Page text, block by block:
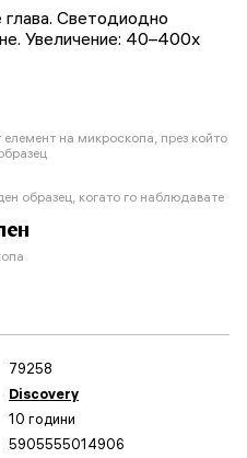
Светодиодно
Увеличение: 40–400x
на микроскопа, през който
образец, когато го наблюдавате
79258
Discovery
10 години
5905555014906